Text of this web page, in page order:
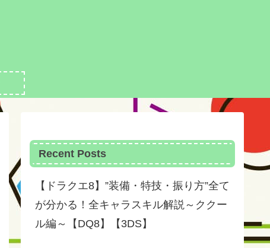
Recent Posts
【ドラクエ8】”装備・特技・振り方”全て
が分かる！全キャラスキル解説～ククー
ル編～【DQ8】【3DS】